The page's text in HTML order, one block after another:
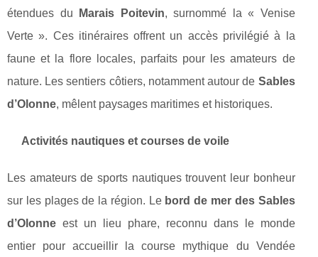
étendues du Marais Poitevin, surnommé la « Venise
Verte ». Ces itinéraires offrent un accès privilégié à la
faune et la flore locales, parfaits pour les amateurs de
nature. Les sentiers côtiers, notamment autour de Sables
d’Olonne, mêlent paysages maritimes et historiques.
Activités nautiques et courses de voile
Les amateurs de sports nautiques trouvent leur bonheur
sur les plages de la région. Le bord de mer des Sables
d’Olonne est un lieu phare, reconnu dans le monde
entier pour accueillir la course mythique du Vendée